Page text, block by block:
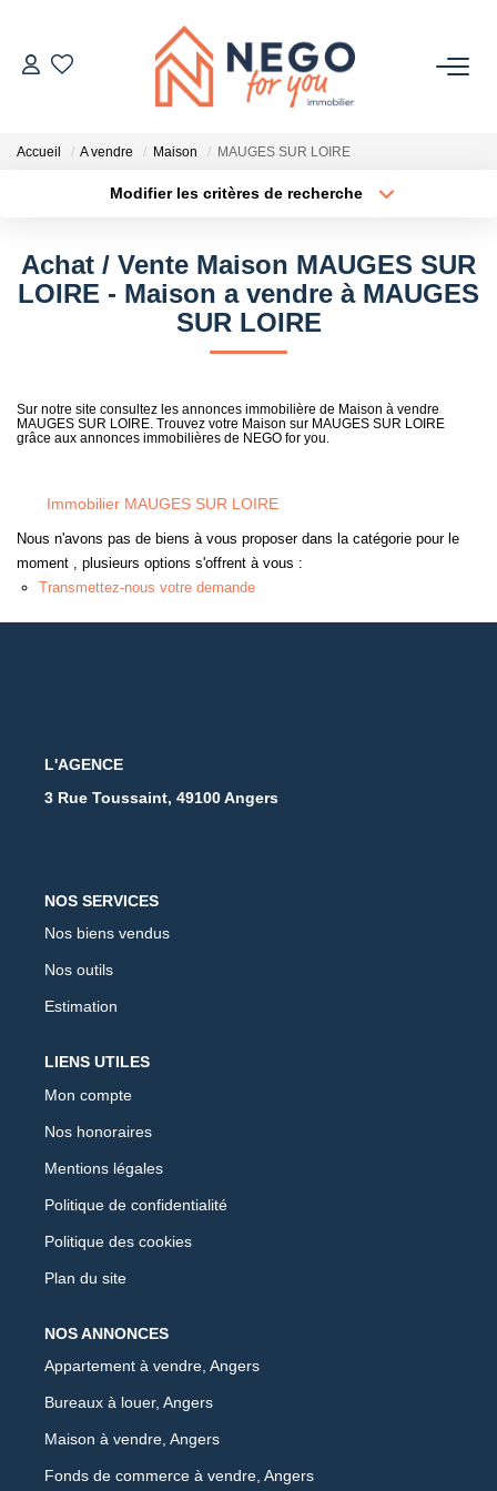
ACHETER
IMMOBILIER PRO
Accueil A vendre Maison MAUGES SUR LOIRE
Modifier les critères de recherche
Sélectionnez...
Type de bien
Surface min
Achat / Vente Maison MAUGES SUR
LOIRE - Maison a vendre à MAUGES
SUR LOIRE
Sur notre site consultez les annonces immobilière de Maison à vendre
MAUGES SUR LOIRE. Trouvez votre Maison sur MAUGES SUR LOIRE
grâce aux annonces immobilières de NEGO for you.
Immobilier MAUGES SUR LOIRE
Nous n'avons pas de biens à vous proposer dans la catégorie pour le
moment , plusieurs options s'offrent à vous :
Transmettez-nous votre demande
L'AGENCE
3 Rue Toussaint, 49100 Angers
NOS SERVICES
Nos biens vendus
Nos outils
Estimation
LIENS UTILES
Mon compte
Nos honoraires
Mentions légales
Politique de confidentialité
Politique des cookies
Plan du site
NOS ANNONCES
Appartement à vendre, Angers
Bureaux à louer, Angers
Maison à vendre, Angers
Fonds de commerce à vendre, Angers